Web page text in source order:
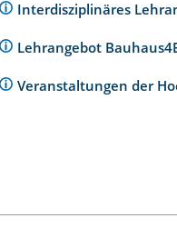
Interdisziplinäres
Lehrangebot
Veranstaltungen der